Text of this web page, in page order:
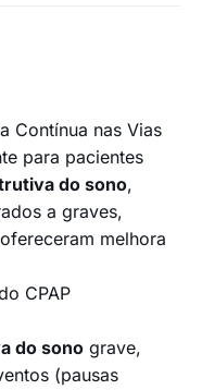
Contínua nas Vias
para pacientes
do sono,
a graves,
melhora
CPAP
do sono grave,
(pausas